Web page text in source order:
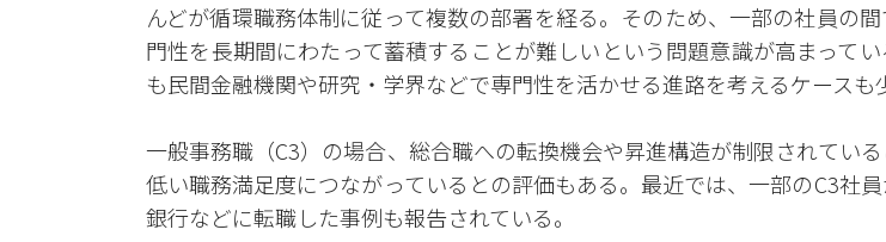
んどが循環職務体制に従って複数の部署を経る。そのため、一部の社員の
門性を長期間にわたって蓄積することが難しいという問題意識が高まって
も民間金融機関や研究・学界などで専門性を活かせる進路を考えるケースも
一般事務職（C3）の場合、総合職への転換機会や昇進構造が制限されてい
低い職務満足度につながっているとの評価もある。最近では、一部のC3社
銀行などに転職した事例も報告されている。